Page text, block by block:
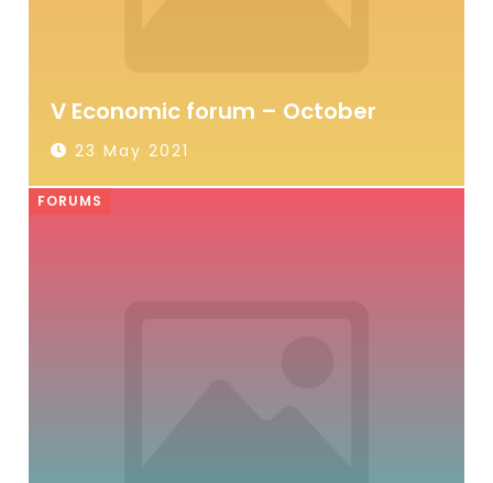
V Economic forum – October
23 May 2021
FORUMS